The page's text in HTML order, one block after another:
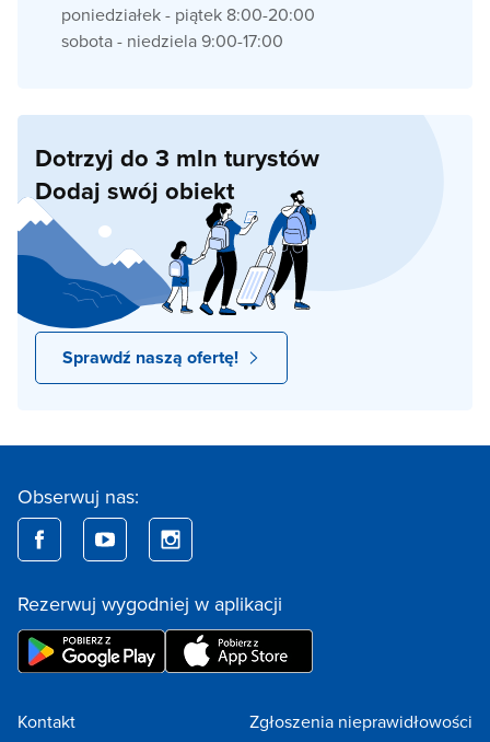
poniedziałek - piątek 8:00-20:00
sobota - niedziela 9:00-17:00
Dotrzyj do 3 mln turystów
Dodaj swój obiekt
Sprawdź naszą ofertę!
Obserwuj nas:
Rezerwuj wygodniej w aplikacji
Kontakt Zgłoszenia nieprawidłowości